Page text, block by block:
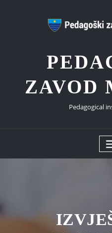
ZAVOD
Pedagogical